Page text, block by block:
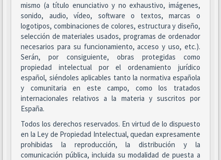
mismo (a título enunciativo y no exhaustivo, imágenes,
sonido, audio, vídeo, software o textos, marcas o
logotipos, combinaciones de colores, estructura y diseño,
selección de materiales usados, programas de ordenador
necesarios para su funcionamiento, acceso y uso, etc.).
Serán, por consiguiente, obras protegidas como
propiedad intelectual por el ordenamiento jurídico
español, siéndoles aplicables tanto la normativa española
y comunitaria en este campo, como los tratados
internacionales relativos a la materia y suscritos por
España.
Todos los derechos reservados. En virtud de lo dispuesto
en la Ley de Propiedad Intelectual, quedan expresamente
prohibidas la reproducción, la distribución y la
comunicación pública, incluida su modalidad de puesta a